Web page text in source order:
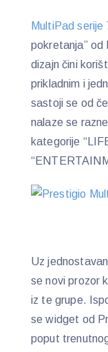
MultiPad serije
pokretanja” od
dizajn čini
prikladnim i
sastoji se od
nalaze se
kategorije
Uz
se novi prozor
iz te grupe.
se widget od
poput